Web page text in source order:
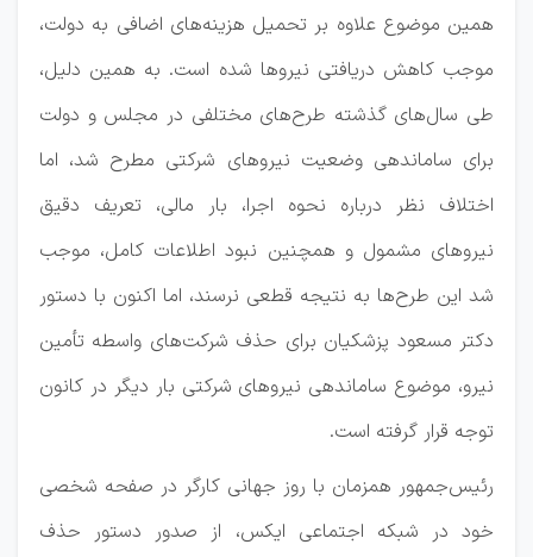
همین موضوع علاوه بر تحمیل هزینه‌های اضافی به دولت،
موجب کاهش دریافتی نیرو‌ها شده است. به همین دلیل،
طی سال‌های گذشته طرح‌های مختلفی در مجلس و دولت
برای ساماندهی وضعیت نیرو‌های شرکتی مطرح شد، اما
اختلاف نظر درباره نحوه اجرا، بار مالی، تعریف دقیق
نیرو‌های مشمول و همچنین نبود اطلاعات کامل، موجب
شد این طرح‌ها به نتیجه قطعی نرسند، اما اکنون با دستور
دکتر مسعود پزشکیان برای حذف شرکت‌های واسطه تأمین
نیرو، موضوع ساماندهی نیرو‌های شرکتی بار دیگر در کانون
توجه قرار گرفته است.
رئیس‌جمهور همزمان با روز جهانی کارگر در صفحه شخصی
خود در شبکه اجتماعی ایکس، از صدور دستور حذف